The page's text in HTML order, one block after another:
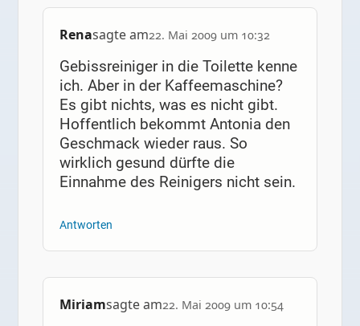
Renasagte am22. Mai 2009 um 10:32
Gebissreiniger in die Toilette kenne
ich. Aber in der Kaffeemaschine?
Es gibt nichts, was es nicht gibt.
Hoffentlich bekommt Antonia den
Geschmack wieder raus. So
wirklich gesund dürfte die
Einnahme des Reinigers nicht sein.
Antworten
Miriamsagte am22. Mai 2009 um 10:54